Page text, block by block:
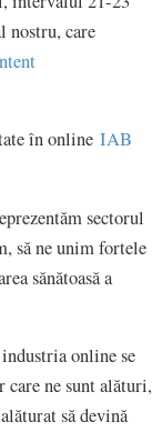
nostru, care
în online IAB
sectorul
să ne unim fortele
sănătoasă a
online se
care ne sunt alături,
să devină